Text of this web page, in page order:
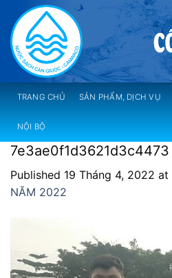
content
TRANG CHỦ SẢN PHẨM, DỊCH VỤ
NỘI BỘ
7e3ae0f1d3621d3c4473
Published 19 Tháng 4, 2022 at
NĂM 2022